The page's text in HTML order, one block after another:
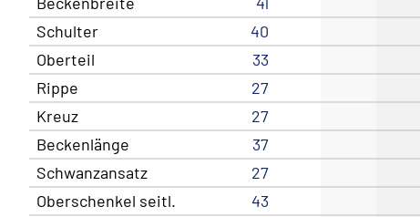
Schulter
40
Oberteil
33
Rippe
27
Kreuz
27
Beckenlänge
37
Schwanzansatz
27
Oberschenkel seitl.
43